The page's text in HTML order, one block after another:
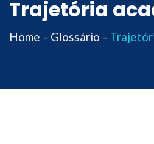
Trajetória
Home Glossário